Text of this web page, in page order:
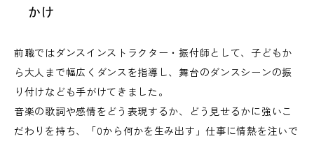
かけ
前職ではダンスインストラクター・振付師として、子どもか
ら大人まで幅広くダンスを指導し、舞台のダンスシーンの振
り付けなども手がけてきました。
音楽の歌詞や感情をどう表現するか、どう見せるかに強いこ
だわりを持ち、「0から何かを生み出す」仕事に情熱を注いで